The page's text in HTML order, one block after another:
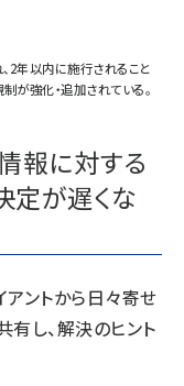
2年以内に施行されること
が強化・追加されている。
報に対する
定が遅くな
アントから日々寄せ
し、解決のヒント